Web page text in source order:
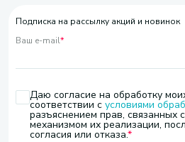
Подписка на рассылку акций и новинок
Ваш e-mail*
Даю согласие на обработку
соответствии с условиями
разъяснением прав, связанных
механизмом их реализации,
согласия или отказа.